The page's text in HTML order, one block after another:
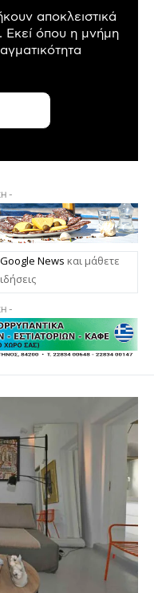
αποκλειστικά
Εκεί όπου η μνήμη
-
News και μάθετε
-